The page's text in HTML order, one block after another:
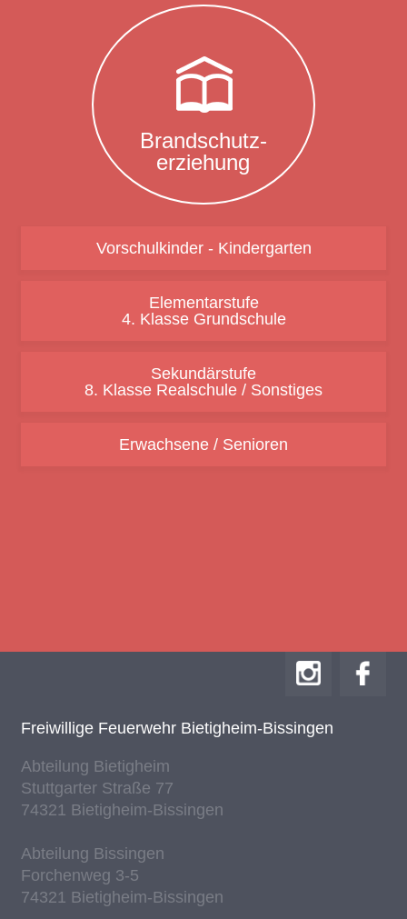
Brand­schutz-
er­zie­hung
Vorschulkinder - Kindergarten
Elementarstufe
4. Klasse Grundschule
Sekundärstufe
8. Klasse Realschule / Sonstiges
Erwachsene / Senioren
Frei­wil­li­ge Feu­er­wehr Bie­tig­heim-Bis­sin­gen
Ab­tei­lung Bie­tig­heim
Stutt­gar­ter Stra­ße 77
74321 Bie­tig­heim-Bis­sin­gen
Ab­tei­lung Bis­sin­gen
For­chen­weg 3-5
74321 Bie­tig­heim-Bis­sin­gen